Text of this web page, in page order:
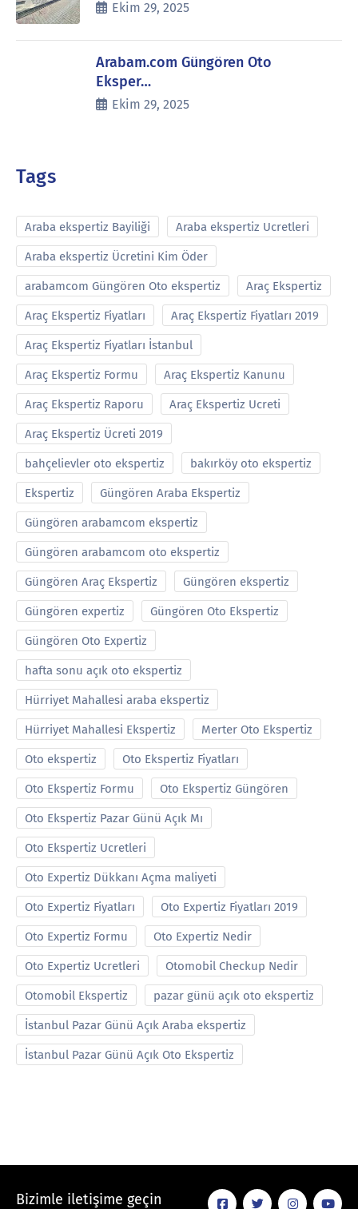
Ekim 29, 2025
Arabam.com Güngören Oto
Eksper…
Ekim 29, 2025
Tags
Araba ekspertiz Bayiliği Araba ekspertiz Ucretleri
Araba ekspertiz Ücretini Kim Öder
arabamcom Güngören Oto ekspertiz Araç Ekspertiz
Araç Ekspertiz Fiyatları Araç Ekspertiz Fiyatları 2019
Araç Ekspertiz Fiyatları İstanbul
Araç Ekspertiz Formu Araç Ekspertiz Kanunu
Araç Ekspertiz Raporu Araç Ekspertiz Ucreti
Araç Ekspertiz Ücreti 2019
bahçelievler oto ekspertiz bakırköy oto ekspertiz
Ekspertiz Güngören Araba Ekspertiz
Güngören arabamcom ekspertiz
Güngören arabamcom oto ekspertiz
Güngören Araç Ekspertiz Güngören ekspertiz
Güngören expertiz Güngören Oto Ekspertiz
Güngören Oto Expertiz
hafta sonu açık oto ekspertiz
Hürriyet Mahallesi araba ekspertiz
Hürriyet Mahallesi Ekspertiz Merter Oto Ekspertiz
Oto ekspertiz Oto Ekspertiz Fiyatları
Oto Ekspertiz Formu Oto Ekspertiz Güngören
Oto Ekspertiz Pazar Günü Açık Mı
Oto Ekspertiz Ucretleri
Oto Expertiz Dükkanı Açma maliyeti
Oto Expertiz Fiyatları Oto Expertiz Fiyatları 2019
Oto Expertiz Formu Oto Expertiz Nedir
Oto Expertiz Ucretleri Otomobil Checkup Nedir
Otomobil Ekspertiz pazar günü açık oto ekspertiz
İstanbul Pazar Günü Açık Araba ekspertiz
İstanbul Pazar Günü Açık Oto Ekspertiz
Bizimle iletişime geçin